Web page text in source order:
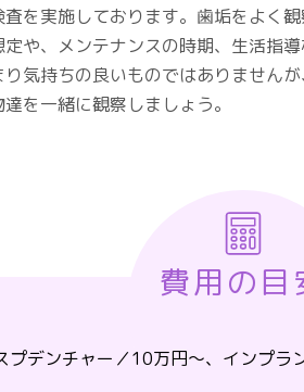
を実施しております。歯垢をよく観
や、メンテナンスの時期、生活指
気持ちの良いものではありません
を一緒に観察しましょう。
費用の目
デンチャー／10万円～、インプ